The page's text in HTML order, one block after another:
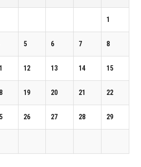
1
5 6 7 8
12 13 14 15
19 20 21 22
26 27 28 29